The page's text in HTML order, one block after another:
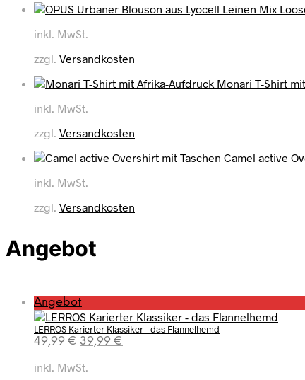
inkl. MwSt.
zzgl. Versandkosten
Monari T-Shirt
inkl. MwSt.
zzgl. Versandkosten
Camel active
inkl. MwSt.
zzgl. Versandkosten
Angebot
AngebotP
r
o
d
k
LERROS Karierter Klassiker - das Flannelhemd
49,99€ U
s
39,99 €
inkl. MwSt.